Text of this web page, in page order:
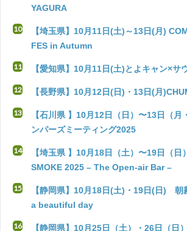
YAGURA
【埼玉県】10月11日(土)～13日(月)
FES in Autumn
【愛知県】10月11日(土)とよキャン×サ
【長野県】10月12日(日)・13日(月
【石川県 】10月12日（日）〜13日（月
ンパーズミーティング2025
【埼玉県 】10月18日（土）〜19日（日
SMOKE 2025 – The Open-air Bar –
【静岡県】10月18日(土)・19日(日) 朝
a beautiful day
【静岡県】10月25日（土）・26日（日